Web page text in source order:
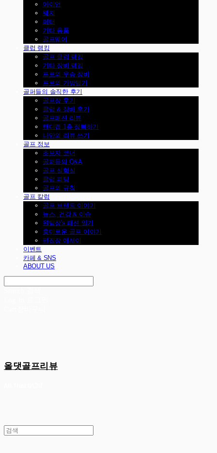
아이언
웨지
퍼터
기타 용품
골프웨어
클럽 랭킹
골프 클럽 랭킹
기타 장비 랭킹
프로의 우승 장비
프로의 가방털기
골퍼들의 솔직한 후기
골프장 후기
클럽 & 장비 후기
골프패션 리뷰
핸디캡 1홀 정복하기
나만의 리뷰 쓰기
골프 정보
초보자 코너
골퍼들의 Q&A
골프 실험실
클럽 피팅
골프의 규칙
골프 칼럼
골프 브랜드 이야기
뉴스, 건강 & 이슈
원팀장's 패션 일기
흥미로운 골프 이야기
편집장 에세이
이벤트
카페 & SNS
ABOUT US
올댓골프리뷰